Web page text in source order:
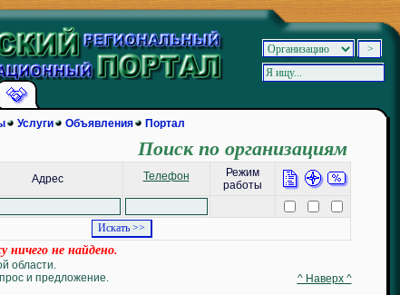
Услуги Объявления Портал
Поиск по организациям
Адрес Телефон
Режим
работы
ничего не найдено.
области.
и предложение.
^ Наверх ^